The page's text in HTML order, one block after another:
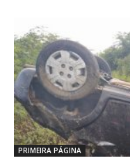
PRIMEIRA PÁGINA